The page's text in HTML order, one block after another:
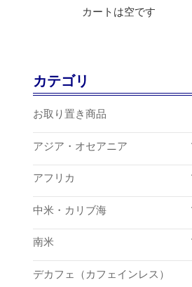
カートは空です
カテゴリ
お取り置き商品
アジア・オセアニア
アフリカ
中米・カリブ海
南米
デカフェ（カフェインレス）